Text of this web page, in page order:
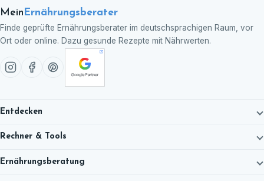
Mein Ernährungsberater
Finde geprüfte Ernährungsberater im deutschsprachigen Raum, vor
Ort oder online. Dazu gesunde Rezepte mit Nährwerten.
Entdecken
Rechner & Tools
Ernährungsberatung